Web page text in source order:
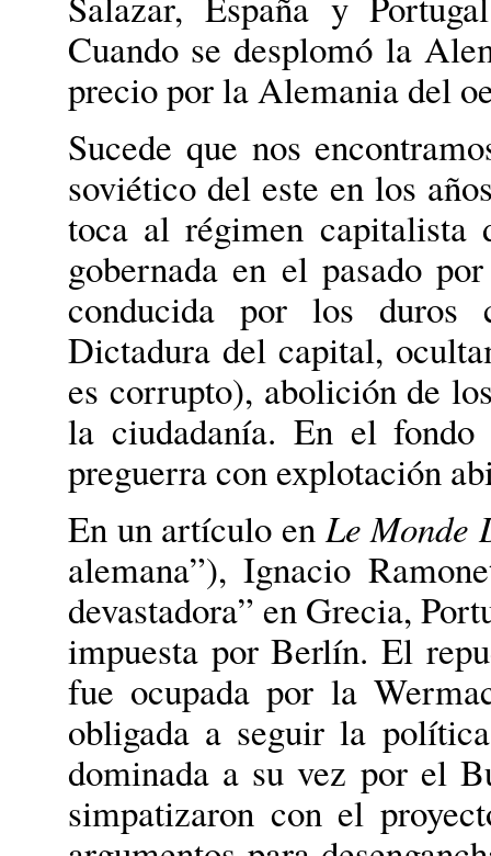
Cuando se desplomó la
precio por la Alemania del
Sucede que nos
soviético del este en los
toca al régimen capitalista
gobernada en el pasado
conducida por los duros
Dictadura del capital,
es corrupto), abolición de
la ciudadanía. En el
preguerra con explotación
En un artículo en Le Monde
alemana”), Ignacio
devastadora” en Grecia,
impuesta por Berlín. El
fue ocupada por la
obligada a seguir la
dominada a su vez por el
simpatizaron con el